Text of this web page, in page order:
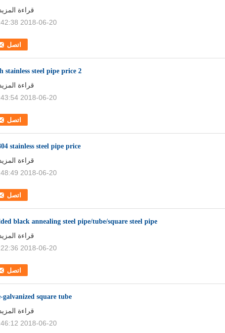
اتصل
قراءة المزيد
2018-06-20 18:42:38
2 inch stainless steel pipe price
اتصل
قراءة المزيد
2018-06-20 18:43:54
stainless steel pipe price
اتصل
قراءة المزيد
2018-06-20 18:48:49
black annealing steel pipe/tube/square steel pipe
اتصل
قراءة المزيد
2018-06-20 18:22:36
galvanized square tube
قراءة المزيد
2018-06-20 18:46:12